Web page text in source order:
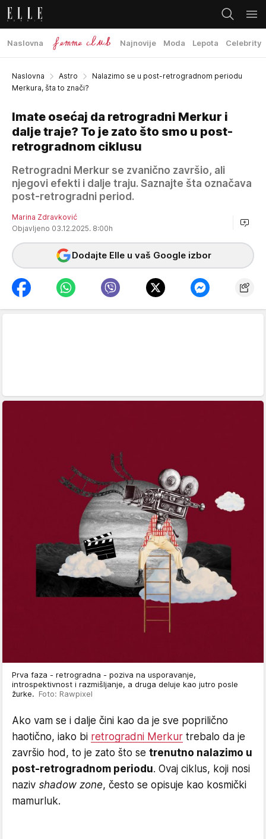
Naslovna Najnovije Moda Lepota Celebrity
Naslovna Astro
Nalazimo se u post-retrogradnom periodu
Merkura, šta to znači?
Imate osećaj da retrogradni Merkur i
dalje traje? To je zato što smo u post-
retrogradnom ciklusu
Retrogradni Merkur se zvanično završio, ali
njegovi efekti i dalje traju. Saznajte šta označava
post-retrogradni period.
Marina Zdravković
Objavljeno 03.12.2025. 8:00h
Dodajte Elle u vaš Google izbor
Prva faza - retrogradna - poziva na usporavanje,
introspektivnost i razmišljanje, a druga deluje kao jutro posle
žurke. Foto: Rawpixel
Ako vam se i dalje čini kao da je sve poprilično
haotično, iako bi retrogradni Merkur trebalo da je
završio hod, to je zato što se trenutno nalazimo u
post-retrogradnom periodu. Ovaj ciklus, koji nosi
naziv shadow zone, često se opisuje kao kosmički
mamurluk.